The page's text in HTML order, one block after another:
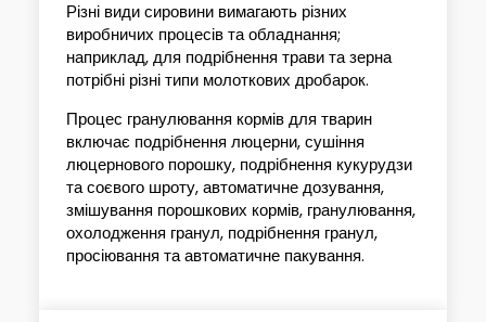
Різні види сировини вимагають різних
виробничих процесів та обладнання;
наприклад, для подрібнення трави та зерна
потрібні різні типи молоткових дробарок.
Процес гранулювання кормів для тварин
включає подрібнення люцерни, сушіння
люцернового порошку, подрібнення кукурудзи
та соєвого шроту, автоматичне дозування,
змішування порошкових кормів, гранулювання,
охолодження гранул, подрібнення гранул,
просіювання та автоматичне пакування.